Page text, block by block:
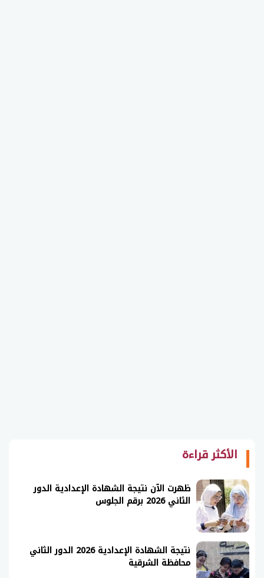
الأكثر قراءة
ظهرت الآن نتيجة الشهادة الإعدادية الدور
الثاني 2026 برقم الجلوس
نتيجة الشهادة الإعدادية 2026 الدور الثاني
محافظة الشرقية